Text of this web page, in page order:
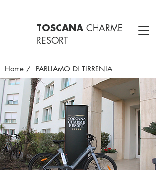
TOSCANA CHARME
RESORT
Home / PARLIAMO DI TIRRENIA